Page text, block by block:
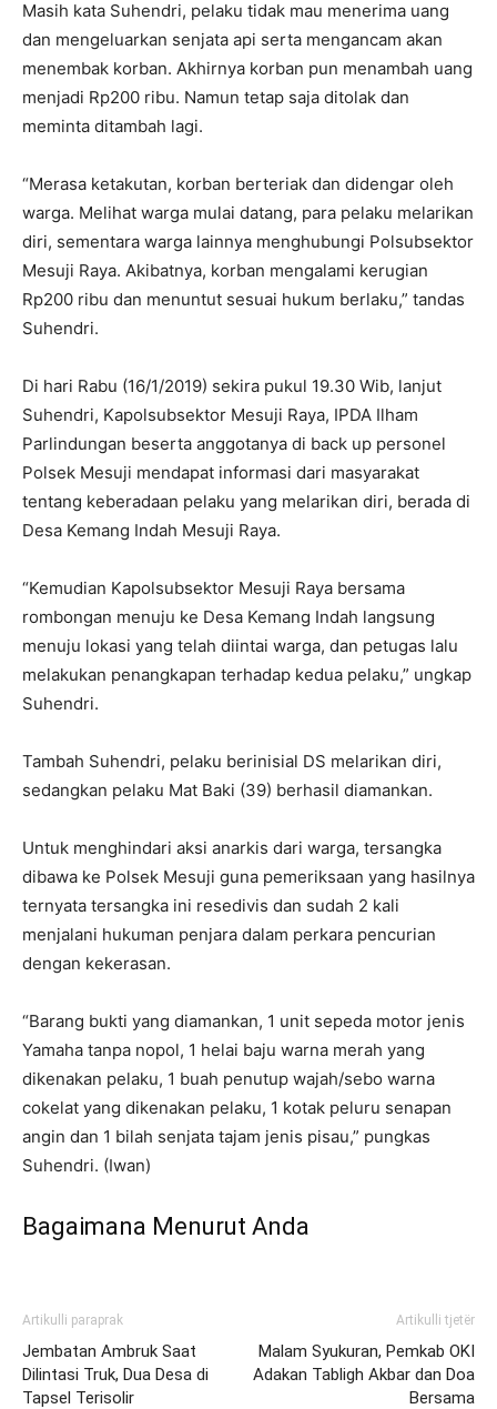
Masih kata Suhendri, pelaku tidak mau menerima uang
dan mengeluarkan senjata api serta mengancam akan
menembak korban. Akhirnya korban pun menambah uang
menjadi Rp200 ribu. Namun tetap saja ditolak dan
meminta ditambah lagi.
“Merasa ketakutan, korban berteriak dan didengar oleh
warga. Melihat warga mulai datang, para pelaku melarikan
diri, sementara warga lainnya menghubungi Polsubsektor
Mesuji Raya. Akibatnya, korban mengalami kerugian
Rp200 ribu dan menuntut sesuai hukum berlaku,” tandas
Suhendri.
Di hari Rabu (16/1/2019) sekira pukul 19.30 Wib, lanjut
Suhendri, Kapolsubsektor Mesuji Raya, IPDA Ilham
Parlindungan beserta anggotanya di back up personel
Polsek Mesuji mendapat informasi dari masyarakat
tentang keberadaan pelaku yang melarikan diri, berada di
Desa Kemang Indah Mesuji Raya.
“Kemudian Kapolsubsektor Mesuji Raya bersama
rombongan menuju ke Desa Kemang Indah langsung
menuju lokasi yang telah diintai warga, dan petugas lalu
melakukan penangkapan terhadap kedua pelaku,” ungkap
Suhendri.
Tambah Suhendri, pelaku berinisial DS melarikan diri,
sedangkan pelaku Mat Baki (39) berhasil diamankan.
Untuk menghindari aksi anarkis dari warga, tersangka
dibawa ke Polsek Mesuji guna pemeriksaan yang hasilnya
ternyata tersangka ini resedivis dan sudah 2 kali
menjalani hukuman penjara dalam perkara pencurian
dengan kekerasan.
“Barang bukti yang diamankan, 1 unit sepeda motor jenis
Yamaha tanpa nopol, 1 helai baju warna merah yang
dikenakan pelaku, 1 buah penutup wajah/sebo warna
cokelat yang dikenakan pelaku, 1 kotak peluru senapan
angin dan 1 bilah senjata tajam jenis pisau,” pungkas
Suhendri. (Iwan)
Bagaimana Menurut Anda
Artikulli paraprak
Jembatan Ambruk Saat
Dilintasi Truk, Dua Desa di
Tapsel Terisolir
Artikulli tjetër
Malam Syukuran, Pemkab OKI
Adakan Tabligh Akbar dan Doa
Bersama